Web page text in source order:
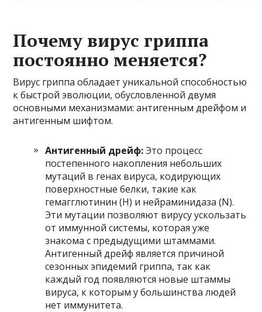
Почему вирус гриппа
постоянно меняется?
Вирус гриппа обладает уникальной способностью
к быстрой эволюции, обусловленной двумя
основными механизмами: антигенным дрейфом и
антигенным шифтом.
Антигенный дрейф:Это процесс
постепенного накопления небольших
мутаций в генах вируса, кодирующих
поверхностные белки, такие как
гемагглютинин (H) и нейраминидаза (N).
Эти мутации позволяют вирусу ускользать
от иммунной системы, которая уже
знакома с предыдущими штаммами.
Антигенный дрейф является причиной
сезонных эпидемий гриппа, так как
каждый год появляются новые штаммы
вируса, к которым у большинства людей
нет иммунитета.